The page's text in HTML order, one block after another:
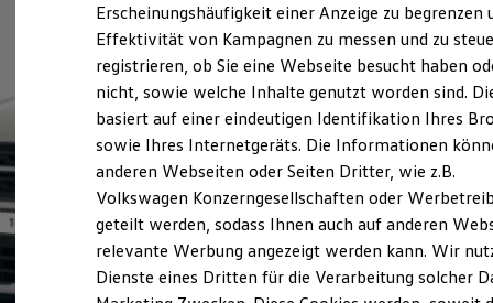
Ladezeitensimulator
Batterie
Sicherheit
Garantie und Lebensdauer
Nachhaltigkeit
Technologie
Kosten und Kauf
Verbrauchskosten
Kaufoptionen
E-Auto-Förderung
Software und Konnektivität
Die ID. Software 6
ID. Software Versionen und Updates
Digitale Extras
Schnittstellen zu Ihrem ID.
Erscheinungshäufigkeit einer Anzeige zu begrenzen
Effektivität von Kampagnen zu messen und zu
registrieren, ob Sie eine Webseite besucht haben
nicht, sowie welche Inhalte genutzt worden sind.
basiert auf einer eindeutigen Identifikation Ihres
sowie Ihres Internetgeräts. Die Informationen
anderen Webseiten oder Seiten Dritter, wie z.B.
Volkswagen Konzerngesellschaften oder
geteilt werden, sodass Ihnen auch auf anderen
relevante Werbung angezeigt werden kann. Wir
Dienste eines Dritten für die Verarbeitung solcher